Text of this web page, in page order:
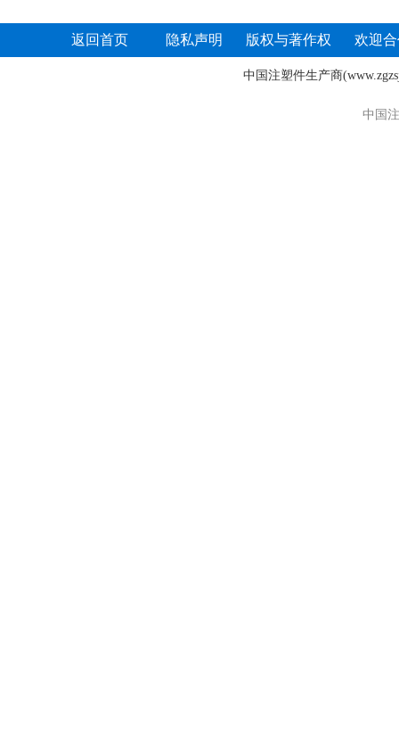
返回首页 隐私声明 版权与著作权 欢迎
中国注塑件生产商
中国